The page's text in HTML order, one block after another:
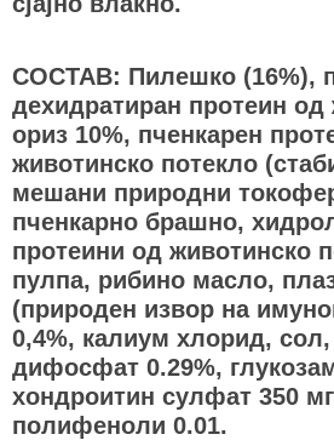
СОСТАВ: Пилешко (16%),
дехидратиран протеин од
ориз 10%, пченкарен
животинско потекло
мешани природни
пченкарно брашно,
протеини од животинско
пулпа, рибино масло,
(природен извор на
0,4%, калиум хлорид, сол,
дифосфат 0.29%,
хондроитин сулфат 350
полифеноли 0.01.